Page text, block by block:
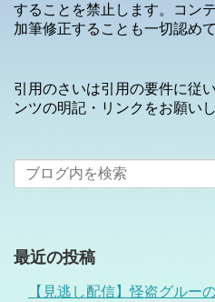
することを禁止します。コン
加筆修正することも一切認め
引用のさいは引用の要件に従
ンツの明記・リンクをお願いし
最近の投稿
【見逃し配信】怪盗グルー